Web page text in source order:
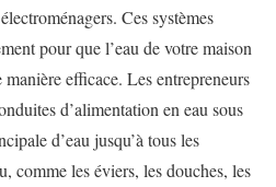
Ces systèmes
pour que l’eau de votre maison
efficace. Les entrepreneurs
d’alimentation en eau sous
d’eau jusqu’à tous les
comme les éviers, les douches, les